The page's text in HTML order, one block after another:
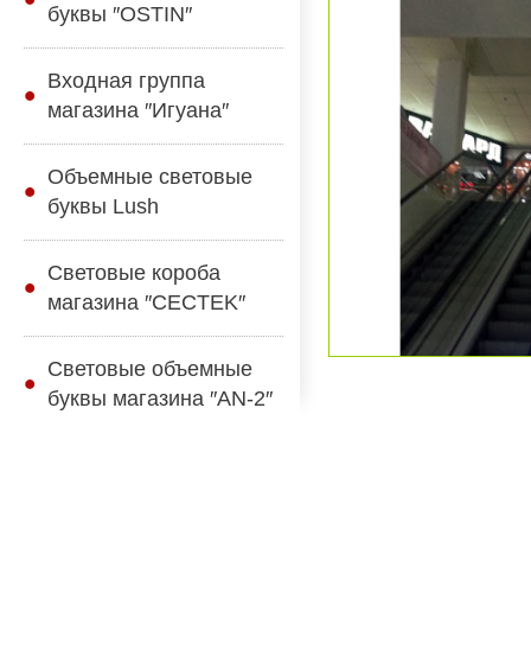
буквы ″OSTIN″
Входная группа
магазина ″Игуана″
Объемные световые
буквы Lush
Световые короба
магазина ″CECTEK″
Световые объемные
буквы магазина ″AN-2″